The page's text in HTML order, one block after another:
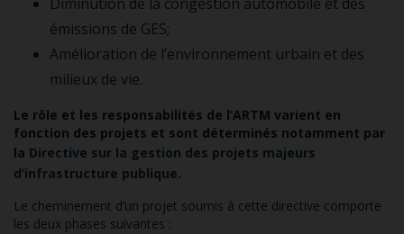
émissions de GES;
Amélioration de l’environnement urbain et des
milieux de vie.
Le rôle et les responsabilités de l’ARTM varient en
fonction des projets et sont déterminés notamment par
la Directive sur la gestion des projets majeurs
d’infrastructure publique.
Le cheminement d’un projet soumis à cette directive comporte
les deux phases suivantes :